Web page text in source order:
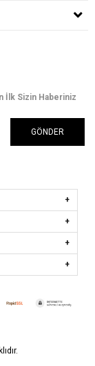
İlk Sizin Haberiniz
GÖNDER